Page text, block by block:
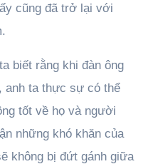
cũng đã trở lại với
biết rằng khi đàn ông
anh ta thực sự có thể
tốt về họ và người
những khó khăn của
không bị đứt gánh giữa